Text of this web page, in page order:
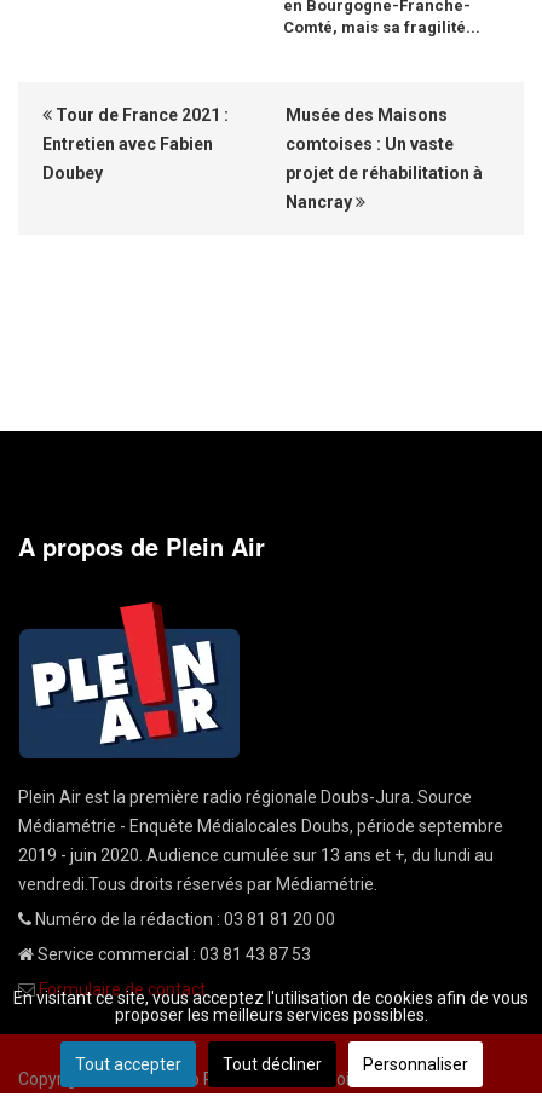
en Bourgogne-Franche-
Comté, mais sa fragilité...
Tour de France 2021 :
Entretien avec Fabien
Doubey
Musée des Maisons
comtoises : Un vaste
projet de réhabilitation à
Nancray
A propos de Plein Air
Plein Air est la première radio régionale Doubs-Jura. Source
Médiamétrie - Enquête Médialocales Doubs, période septembre
2019 - juin 2020. Audience cumulée sur 13 ans et +, du lundi au
vendredi.Tous droits réservés par Médiamétrie.
Numéro de la rédaction : 03 81 81 20 00
Service commercial : 03 81 43 87 53
Formulaire de contact
Copyright © 2026 Radio Plein Air - Tous droits réservés
En visitant ce site, vous acceptez l'utilisation de cookies afin de vous
proposer les meilleurs services possibles.
Tout accepter Tout décliner Personnaliser